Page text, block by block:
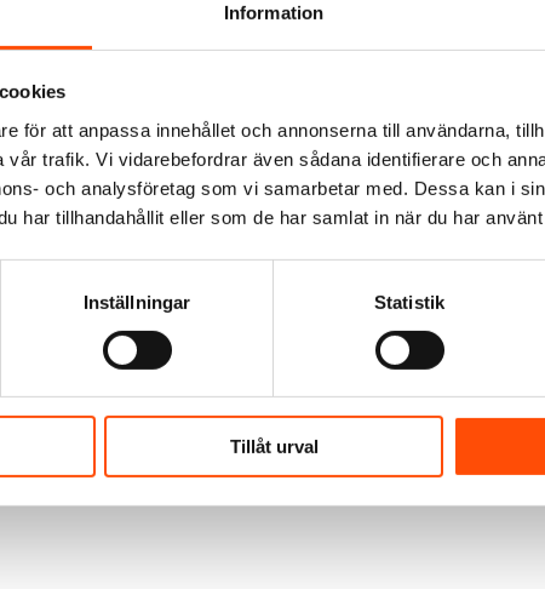
Information
för att anpassa innehållet och annonserna till användarna,
trafik. Vi vidarebefordrar även sådana identifierare och
och analysföretag som vi samarbetar med. Dessa kan i
har tillhandahållit eller som de har samlat in när du har
Inställningar Statistik
Tillåt urval